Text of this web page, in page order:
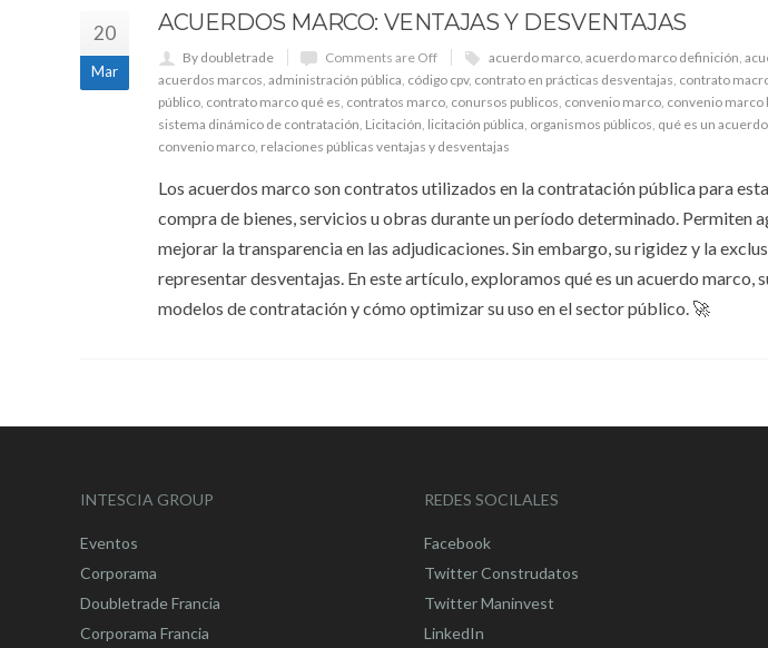
20
Mar
ACUERDOS MARCO: VENTAJAS Y DESVENTAJAS
By doubletrade Comments are Off acuerdo marco acuerdo marco definición
acuerdos marcos administración pública código cpv, contrato en prácticas desventajas contrato
público contrato marco qué es contratos marco conursos publicos convenio marco convenio marco
sistema dinámico de contratación Licitación licitación pública organismos públicos qué es un
convenio marco relaciones públicas ventajas y desventajas
Los acuerdos marco son contratos utilizados en la contratación pública para
compra de bienes, servicios u obras durante un período determinado. Permiten
mejorar la transparencia en las adjudicaciones. Sin embargo, su rigidez y la
representar desventajas. En este artículo, exploramos qué es un acuerdo
modelos de contratación y cómo optimizar su uso en el sector público. 🚀
INTESCIA GROUP
Eventos
Corporama
Doubletrade Francia
Corporama Francia
REDES SOCILALES
Facebook
Twitter Construdatos
Twitter Maninvest
LinkedIn